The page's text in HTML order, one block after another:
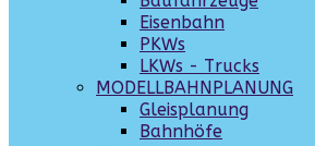
Eisenbahn
PKWs
LKWs - Trucks
MODELLBAHNPLANUNG
Gleisplanung
Bahnhöfe